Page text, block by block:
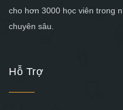
cho hơn 3000 học viên trong
chuyên sâu.
Hỗ Trợ